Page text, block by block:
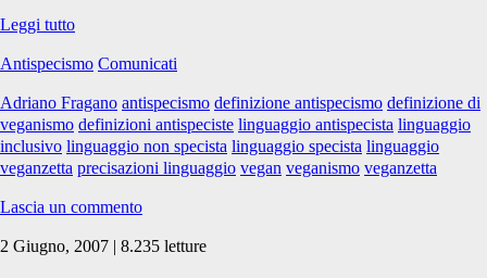
Leggi tuttoLinguaggio
definizioni
Antispecismo Comunicati
Adriano Fragano antispecismo definizione antispecismo definizione di
veganismo definizioni antispeciste linguaggio antispecista linguaggio
inclusivo linguaggio non specista linguaggio specista linguaggio
veganzetta precisazioni linguaggio vegan veganismo veganzetta
Lascia un commento
2 Giugno, 2007 | 8.235 letture